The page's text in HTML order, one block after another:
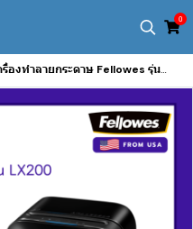
0
รื่องทำลายกระดาษ Fellowes รุ่น LX200